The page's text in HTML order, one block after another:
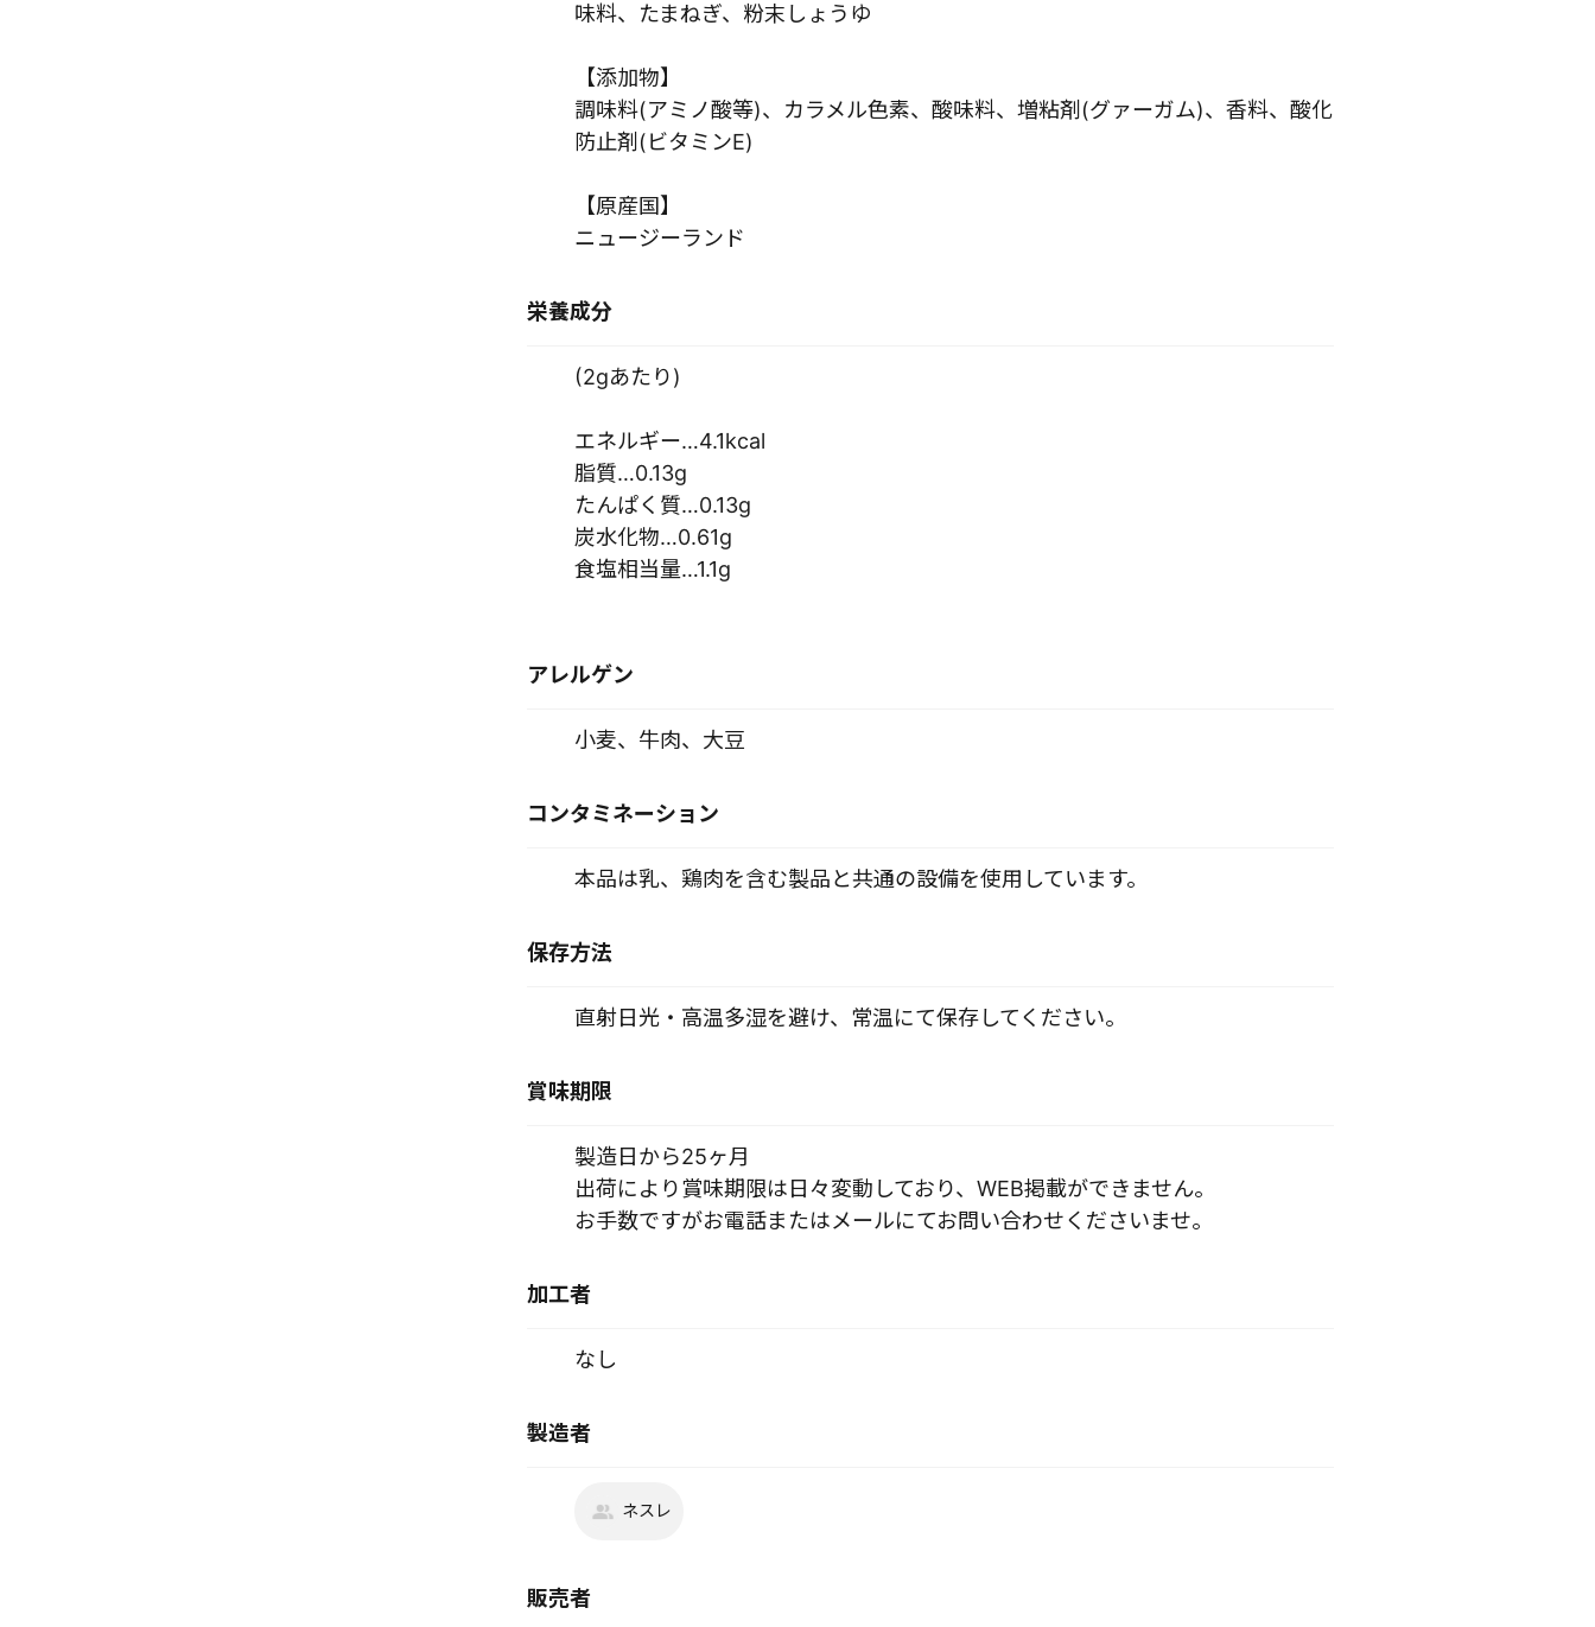
味料、たまねぎ、粉末しょうゆ
【添加物】
調味料(アミノ酸等)、カラメル色素、酸味料、増粘剤(グァーガム)、香料、酸化
防止剤(ビタミンE)
【原産国】
ニュージーランド
栄養成分
(2gあたり)
エネルギー…4.1kcal
脂質…0.13g
たんぱく質…0.13g
炭水化物…0.61g
食塩相当量…1.1g
アレルゲン
小麦、牛肉、大豆
コンタミネーション
本品は乳、鶏肉を含む製品と共通の設備を使用しています。
保存方法
直射日光・高温多湿を避け、常温にて保存してください。
賞味期限
製造日から25ヶ月
出荷により賞味期限は日々変動しており、WEB掲載ができません。
お手数ですがお電話またはメールにてお問い合わせくださいませ。
加工者
なし
製造者
ネスレ
販売者